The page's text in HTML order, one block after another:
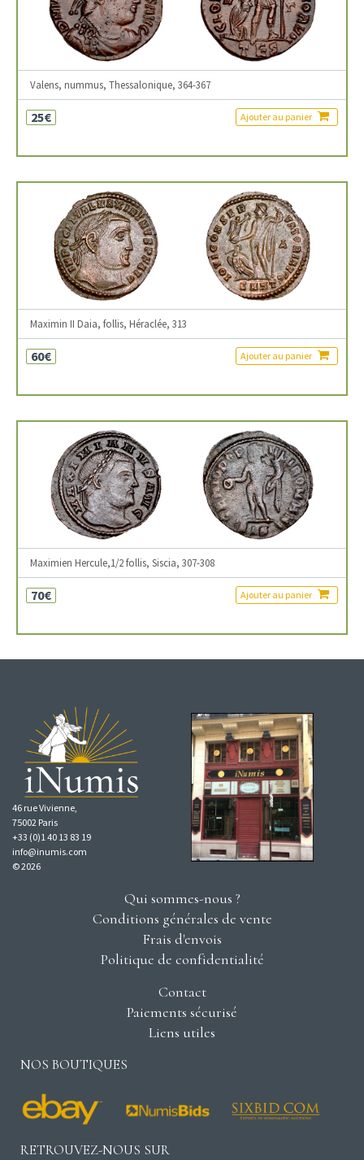
Valens, nummus, Thessalonique, 364-367
25€ Ajouter au panier
Maximin II Daia, follis, Héraclée, 313
60€ Ajouter au panier
Maximien Hercule,1/2 follis, Siscia, 307-308
70€ Ajouter au panier
46 rue Vivienne,
75002 Paris
+33 (0)1 40 13 83 19
info@inumis.com
© 2026
Qui sommes-nous ?
Conditions générales de vente
Frais d'envois
Politique de confidentialité
Contact
Paiements sécurisé
Liens utiles
NOS BOUTIQUES
RETROUVEZ-NOUS SUR